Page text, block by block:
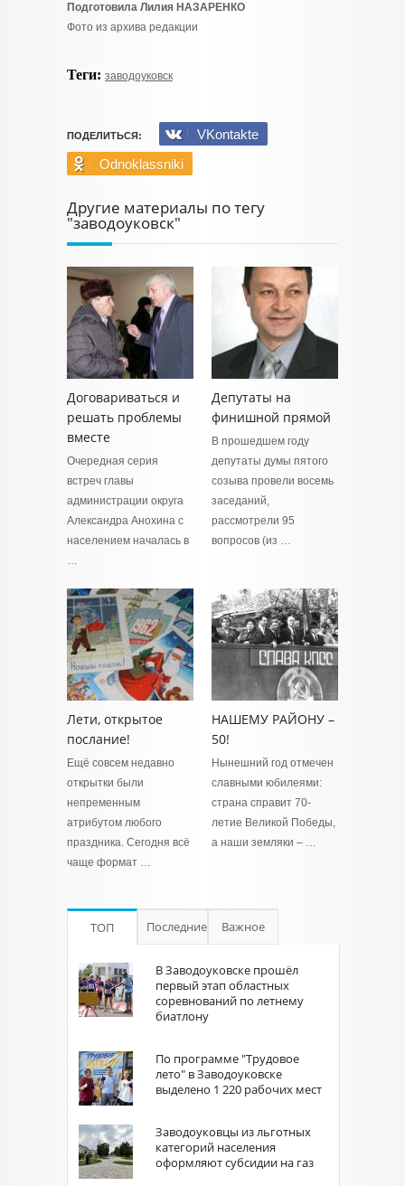
Подготовила Лилия НАЗАРЕНКО
Фото из архива редакции
Теги: заводоуковск
ПОДЕЛИТЬСЯ:
VKontakte
Odnoklassniki
Другие материалы по тегу
"заводоуковск"
Договариваться и
решать проблемы
вместе
Очередная серия
встреч главы
администрации округа
Александра Анохина с
населением началась в
Депутаты на
финишной прямой
В прошедшем году
депутаты думы пятого
созыва провели восемь
заседаний,
рассмотрели 95
вопросов (из …
Лети, открытое
послание!
Ещё совсем недавно
открытки были
непременным
атрибутом любого
праздника. Сегодня всё
чаще формат …
НАШЕМУ РАЙОНУ –
50!
Нынешний год отмечен
славными юбилеями:
страна справит 70-
летие Великой Победы,
а наши земляки – …
ТОП Последние Важное
В Заводоуковске прошёл
первый этап областных
соревнований по летнему
биатлону
По программе "Трудовое
лето" в Заводоуковске
выделено 1 220 рабочих мест
Заводоуковцы из льготных
категорий населения
оформляют субсидии на газ